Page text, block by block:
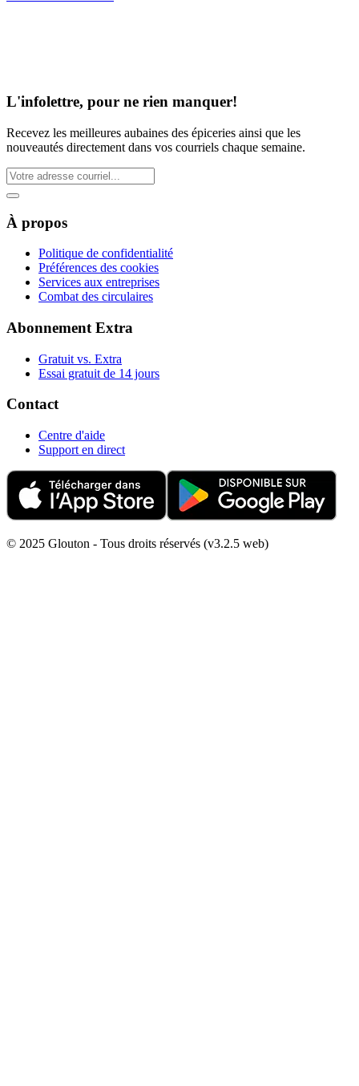
L'infolettre, pour ne rien manquer!
Recevez les meilleures aubaines des épiceries ainsi que les
nouveautés directement dans vos courriels chaque semaine.
À propos
Politique de confidentialité
Préférences des cookies
Services aux entreprises
Combat des circulaires
Abonnement Extra
Gratuit vs. Extra
Essai gratuit de 14 jours
Contact
Centre d'aide
Support en direct
© 2025 Glouton - Tous droits réservés (v3.2.5 web)